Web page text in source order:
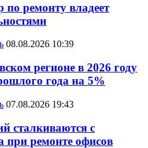
ремонту владеет
08.08.2026 10:39
регионе в 2026 году
года на 5%
07.08.2026 19:43
сталкиваются с
ремонте офисов